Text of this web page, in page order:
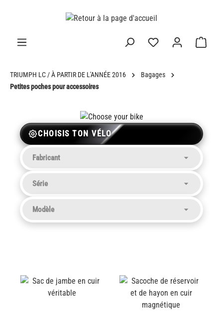
TRIUMPH LC / À PARTIR DE L'ANNÉE 2016
Bagages
Petites poches pour accessoires
CHOISIS TON VÉLO